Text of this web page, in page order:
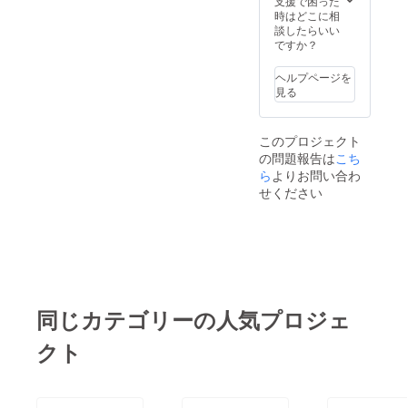
時はどこに相
談したらいい
ですか？
ヘルプページを
見る
このプロジェクト
の問題報告はこち
らよりお問い合わ
せください
同じカテゴリーの人気プロジェ
クト